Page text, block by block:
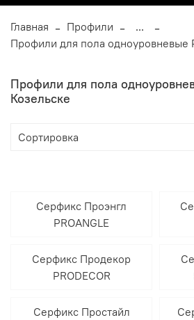
Главная Профили
...
Профили для пола одноуровневые
Профили для пола
Козельске
Серфикс Проэнгл
PROANGLE
Серфикс Продекор
PRODECOR
Серфикс Простайл